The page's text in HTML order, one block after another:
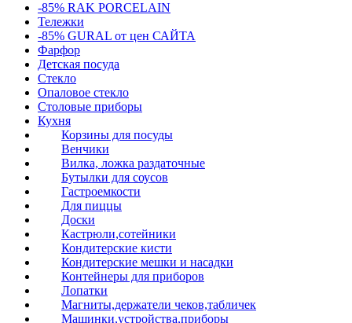
-85% RAK PORCELAIN
Тележки
-85% GURAL от цен САЙТА
Фарфор
Детская посуда
Стекло
Опаловое стекло
Столовые приборы
Кухня
Корзины для посуды
Венчики
Вилка, ложка раздаточные
Бутылки для соусов
Гастроемкости
Для пиццы
Доски
Кастрюли,сотейники
Кондитерские кисти
Кондитерские мешки и насадки
Контейнеры для приборов
Лопатки
Магниты,держатели чеков,табличек
Машинки,устройства,приборы